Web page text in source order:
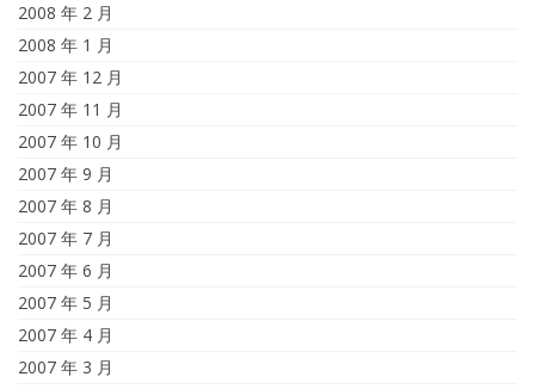
2008 年 2 月
2008 年 1 月
2007 年 12 月
2007 年 11 月
2007 年 10 月
2007 年 9 月
2007 年 8 月
2007 年 7 月
2007 年 6 月
2007 年 5 月
2007 年 4 月
2007 年 3 月